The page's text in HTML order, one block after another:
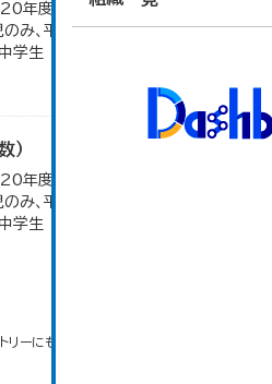
年度から変更 乳幼児・小中高
み、平成20年度から令和元年
学生
）
年度から変更 乳幼児・小中高
み、平成20年度から令和元年
学生
ーにもアクセス可能です